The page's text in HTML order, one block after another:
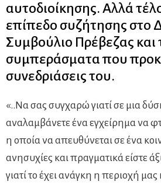
αυτοδιοίκησης. Αλλά
επίπεδο συζήτησης στο
Συμβούλιο Πρέβεζας και
συμπεράσματα που
συνεδριάσεις του.
«..Να σας συγχαρώ γιατί σε μια
αναλαμβάνετε ένα εγχείρημα να
η οποία να απευθύνεται σε ένα
ανησυχίες και πραγματικά είστε
γιατί το έχει ανάγκη η περιοχή